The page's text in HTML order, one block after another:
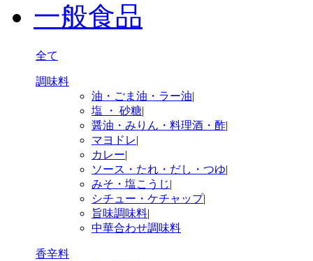
一般食品
全て
調味料
油・ごま油・ラー油|
塩 ・ 砂糖|
醤油・みりん・料理酒・酢|
マヨドレ|
カレー|
ソース・たれ・だし・つゆ|
みそ・塩こうじ|
シチュー・ケチャップ|
旨味調味料|
中華合わせ調味料
香辛料